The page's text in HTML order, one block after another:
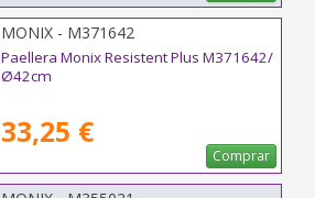
MONIX - M371642
Paellera Monix Resistent Plus M371642/
Ø42cm
33,25 €
Comprar